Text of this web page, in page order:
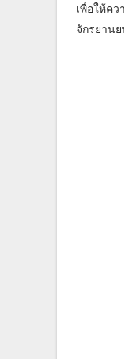
เพื่อให้ค
จักรยาน